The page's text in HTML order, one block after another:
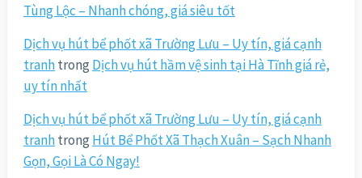
Tùng Lộc – Nhanh chóng, giá siêu tốt
Dịch vụ hút bể phốt xã Trường Lưu – Uy tín, giá cạnh
tranhtrong Dịch vụ hút hầm vệ sinh tại Hà Tĩnh giá rẻ,
uy tín nhất
Dịch vụ hút bể phốt xã Trường Lưu – Uy tín, giá cạnh
tranhtrong Hút Bể Phốt Xã Thạch Xuân – Sạch Nhanh
Gọn, Gọi Là Có Ngay!